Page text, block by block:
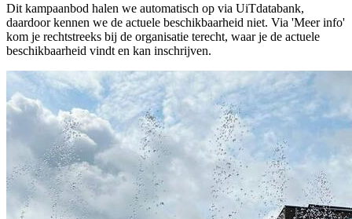
Dit kampaanbod halen we automatisch op via UiTdatabank,
daardoor kennen we de actuele beschikbaarheid niet. Via 'Meer info'
kom je rechtstreeks bij de organisatie terecht, waar je de actuele
beschikbaarheid vindt en kan inschrijven.